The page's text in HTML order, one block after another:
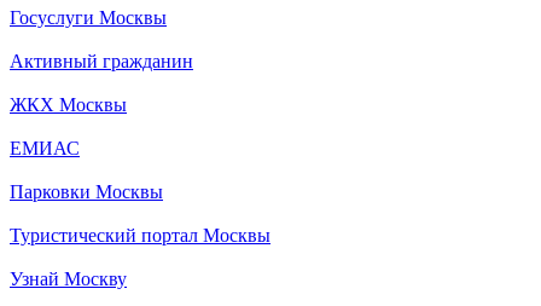
Госуслуги Москвы
Активный гражданин
ЖКХ Москвы
ЕМИАС
Парковки Москвы
Туристический портал Москвы
Узнай Москву